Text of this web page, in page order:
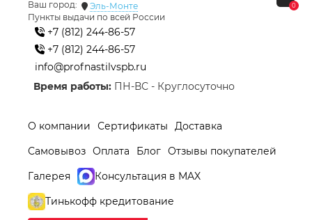
Ваш город:
Эль-Монте
Пункты выдачи по всей России
+7 (812) 244-86-57
+7 (812) 244-86-57
info@profnastilvspb.ru
Время работы: ПН-ВС - Круглосуточно
0
О компании Сертификаты
Доставка
Самовывоз Оплата Блог Отзывы покупателей
Галерея
Консультация в MAX
Тинькофф кредитование